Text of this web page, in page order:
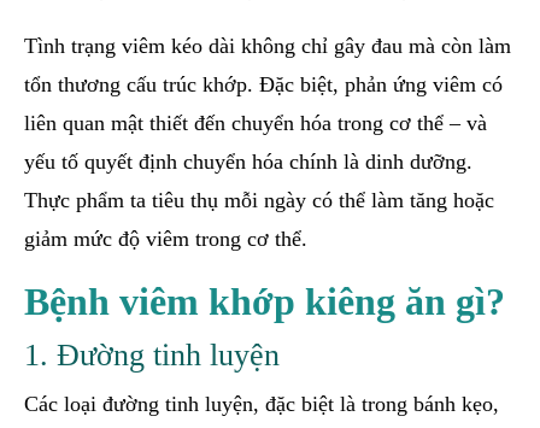
Tình trạng viêm kéo dài không chỉ gây đau mà còn làm
tổn thương cấu trúc khớp. Đặc biệt, phản ứng viêm có
liên quan mật thiết đến chuyển hóa trong cơ thể – và
yếu tố quyết định chuyển hóa chính là dinh dưỡng.
Thực phẩm ta tiêu thụ mỗi ngày có thể làm tăng hoặc
giảm mức độ viêm trong cơ thể.
Bệnh viêm khớp kiêng ăn gì?
1. Đường tinh luyện
Các loại đường tinh luyện, đặc biệt là trong bánh kẹo,